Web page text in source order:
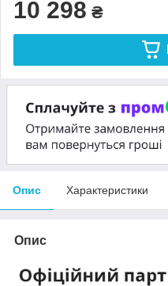
10 298 ₴
Опис Характеристики
Опис